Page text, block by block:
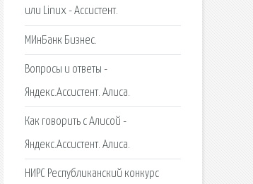
или Linux - Ассистент.
МИнБанк Бизнес.
Вопросы и ответы -
Яндекс.Ассистент. Алиса.
Как говорить с Алисой -
Яндекс.Ассистент. Алиса.
НИРС Республиканский конкурс